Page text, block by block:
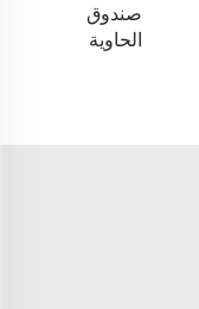
صندوق
الحاوية